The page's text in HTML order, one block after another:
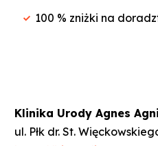
100 % zniżki na
Klinika Urody Agnes
ul. Płk dr. St.